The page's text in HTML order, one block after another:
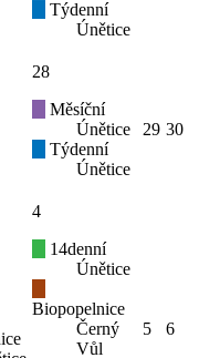
Týdenní
Únětice
28
Měsíční
Únětice
Týdenní
Únětice
29 30
4
14denní
Únětice
Biopopelnice
Černý
Vůl
5 6